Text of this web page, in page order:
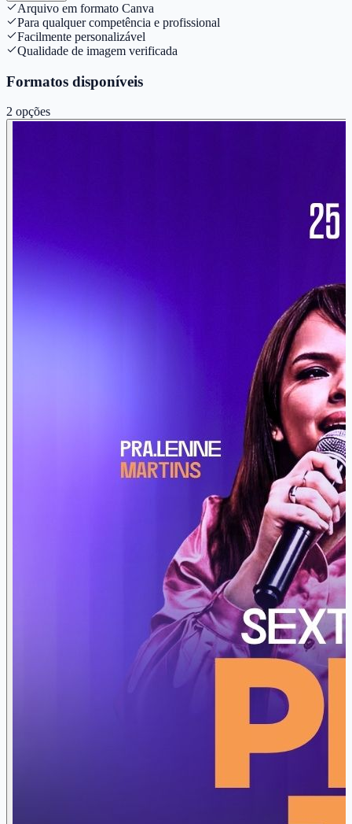
Arquivo em formato Canva
Para qualquer competência e profissional
Facilmente personalizável
Qualidade de imagem verificada
Formatos disponíveis
2 opções